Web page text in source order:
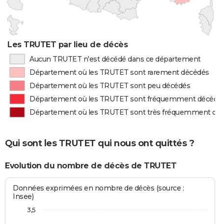
Les TRUTET par lieu de décès
Aucun TRUTET n'est décédé dans ce département
Département où les TRUTET sont rarement décédés
Département où les TRUTET sont peu décédés
Département où les TRUTET sont fréquemment
Département où les TRUTET sont très fréquemment
Qui sont les TRUTET qui nous ont quittés ?
Evolution du nombre de décès de TRUTET
Données exprimées en nombre de décès (source :
Insee)
3,5